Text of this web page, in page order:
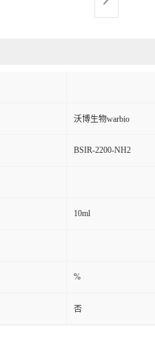
沃博生物warbio
BSIR-2200-NH2
10ml
%
否